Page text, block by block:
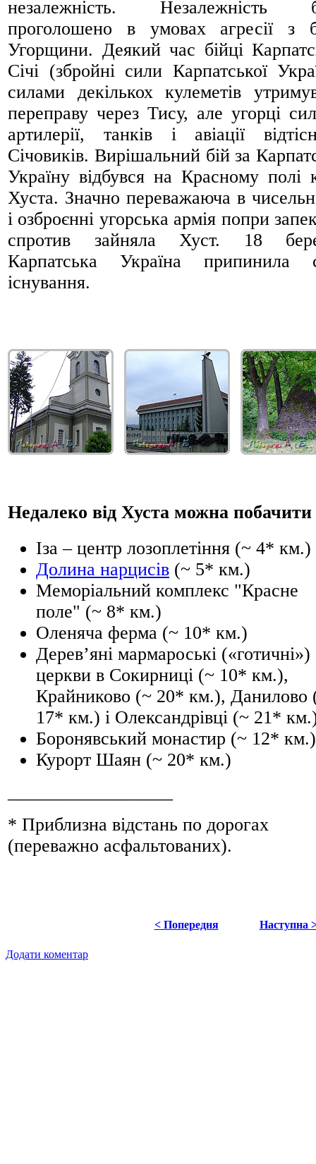
незалежність. Незалежність
проголошено в умовах агресії з
Угорщини. Деякий час бійці
Січі (збройні сили Карпатської
силами декількох кулеметів
переправу через Тису, але угорці
артилерії, танків і авіації
Січовиків. Вирішальний бій за
Україну відбувся на Красному полі
Хуста. Значно переважаюча в
і озброєнні угорська армія попри
спротив зайняла Хуст. 18
Карпатська Україна припинила
існування.
Недалеко від Хуста можна
Іза – центр лозоплетіння (~ 4* км.)
Долина нарцисів (~ 5* км.)
Меморіальний комплекс "Красне
поле" (~ 8* км.)
Оленяча ферма (~ 10* км.)
Дерев’яні мармароські («готичні»)
церкви в Сокирниці (~ 10* км.),
Крайниково (~ 20* км.), Данилово
17* км.) і Олександрівці (~ 21*
Боронявський монастир (~ 12* км.)
Курорт Шаян (~ 20* км.)
* Приблизна відстань по дорогах
(переважно асфальтованих).
< Попередня Наступна
Додати коментар